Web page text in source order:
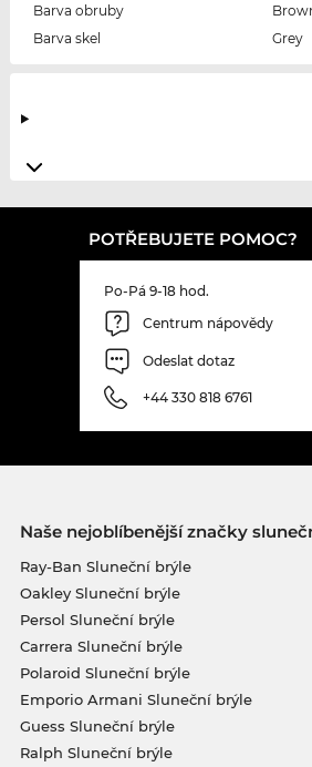
Barva obruby
Barva skel
Grey
POTŘEBUJETE POMOC?
Po-Pá 9-18 hod.
Centrum nápovědy
Odeslat dotaz
+44 330 818 6761
Naše nejoblíbenější značky
Ray-Ban Sluneční brýle
Oakley Sluneční brýle
Persol Sluneční brýle
Carrera Sluneční brýle
Polaroid Sluneční brýle
Emporio Armani Sluneční brýle
Guess Sluneční brýle
Ralph Sluneční brýle